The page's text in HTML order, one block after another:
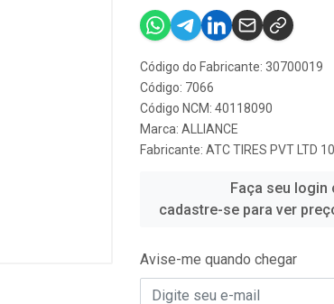
Código do Fabricante: 30700019
Código: 7066
Código NCM: 40118090
Marca: ALLIANCE
Fabricante: ATC TIRES PVT LTD
Faça seu login
cadastre-se para ver
Avise-me quando chegar